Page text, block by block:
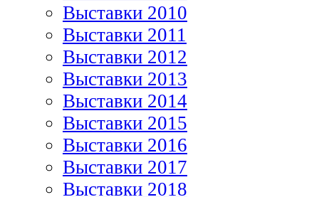
Выставки 2010
Выставки 2011
Выставки 2012
Выставки 2013
Выставки 2014
Выставки 2015
Выставки 2016
Выставки 2017
Выставки 2018